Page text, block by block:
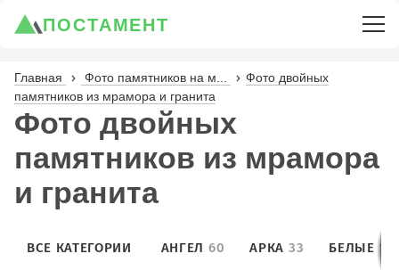
ПОСТАМЕНТ
Главная Фото памятников на м...
Фото двойных
памятников из мрамора и гранита
Фото двойных
памятников из мрамора
и гранита
ВСЕ КАТЕГОРИИ АНГЕЛ 60 АРКА 33 БЕЛЫЕ